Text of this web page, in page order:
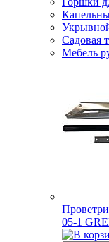
Садовая
Мебель
05-1